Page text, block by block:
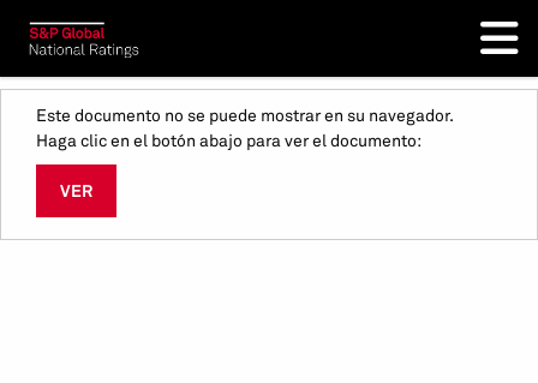
Este documento no se puede mostrar en su navegador.
Haga clic en el botón abajo para ver el documento:
VER